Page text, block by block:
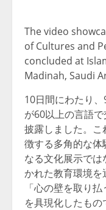
The video
of Cultures and
concluded at
Madinah, Saudi
10日間にわたり
が60以上の言語
披露しました。
徴する多角的な
なる文化展示で
かれた教育環境
「心の壁を取り
を具現化したもの